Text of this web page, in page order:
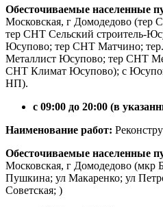
Обесточиваемые населенные
Московская, г Домодедово
тер СНТ Сельский строитель-
Юсупово; тер СНТ Матчино;
Металлист Юсупово; тер СНТ
СНТ Климат Юсупово); с
НП).
с 09:00 до 20:00 (в
Наименование работ:
Обесточиваемые населенные
Московская, г Домодедово (мкр
Пушкина; ул Макаренко; ул
Советская; )